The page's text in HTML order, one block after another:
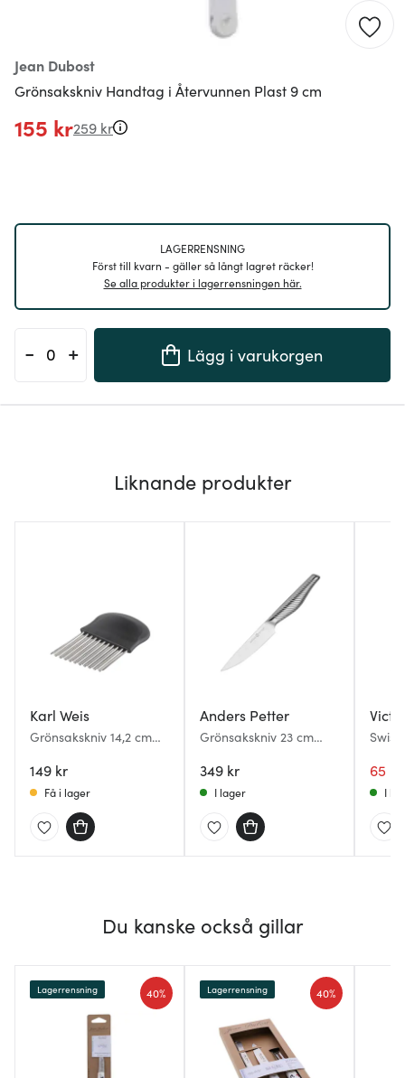
Jean Dubost
Grönsakskniv Handtag i Återvunnen Plast 9 cm
155 kr259 kr
LAGERRENSNING
Först till kvarn - gäller så långt lagret räcker!
Se alla produkter i lagerrensningen här.
- + Lägg i varukorgen
Liknande produkter
Karl Weis
Grönsakskniv 14,2 cm
149 kr
Få i lager
Anders Petter
Grönsakskniv 23 cm
349 kr
I lager
Swiss
65 kr
I
Du kanske också gillar
40%
Lagerrensning 40%
Lagerrensning